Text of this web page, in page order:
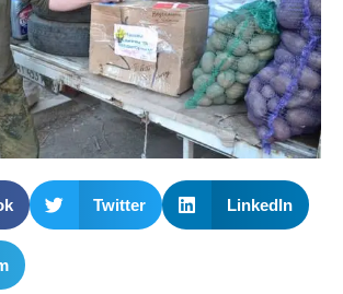
Twitter LinkedIn